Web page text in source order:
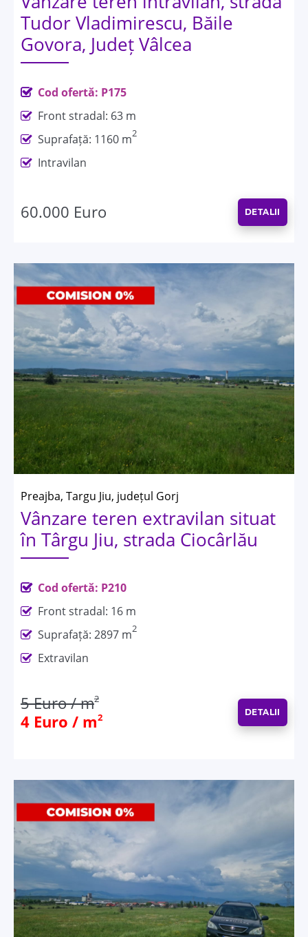
Tudor Vladimirescu, Băile
Govora, Județ Vâlcea
Cod ofertă: P175
Front stradal: 63 m
Suprafață: 1160 m2
Intravilan
60.000 Euro DETALII
Preajba, Targu Jiu, județul Gorj
Vânzare teren extravilan situat
în Târgu Jiu, strada Ciocârlău
Cod ofertă: P210
Front stradal: 16 m
Suprafață: 2897 m2
Extravilan
5 Euro / m2
4 Euro / m2 DETALII